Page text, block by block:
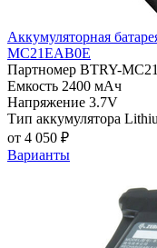
Аккумуляторная
MC21EAB0E
Партномер BTRY-
Емкость 2400 мАч
Напряжение 3.7V
Тип аккумулятора
от 4 050 ₽
Варианты